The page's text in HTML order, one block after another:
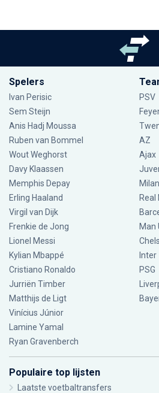
Spelers
Ivan Perisic
Sem Steijn
Anis Hadj Moussa
Ruben van Bommel
Wout Weghorst
Davy Klaassen
Memphis Depay
Erling Haaland
Virgil van Dijk
Frenkie de Jong
Lionel Messi
Kylian Mbappé
Cristiano Ronaldo
Jurriën Timber
Matthijs de Ligt
Vinícius Júnior
Lamine Yamal
Ryan Gravenberch
PSV
AZ
Ajax
Milan
Real
Man
Inter
PSG
Populaire top lijsten
Laatste voetbaltransfers